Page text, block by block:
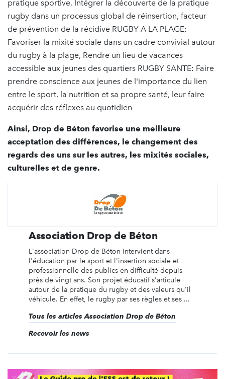
pratique sportive, Intégrer la découverte de la pratique
rugby dans un processus global de réinsertion, facteur
de prévention de la récidive RUGBY A LA PLAGE:
Favoriser la mixité sociale dans un cadre convivial autour
du rugby à la plage, Rendre un lieu de vacances
accessible aux jeunes des quartiers RUGBY SANTE: Faire
prendre conscience aux jeunes de l'importance du lien
entre le sport, la nutrition et sa propre santé, leur faire
acquérir des réflexes au quotidien
Ainsi, Drop de Béton favorise une meilleure
acceptation des différences, le changement des
regards des uns sur les autres, les mixités sociales,
culturelles et de genre.
Association Drop de Béton
L'association Drop de Béton intervient dans
l'éducation par le sport et l'insertion sociale et
professionnelle des publics en difficulté depuis
près de vingt ans. Son projet éducatif s'articule
autour de la pratique du rugby et des valeurs qu'il
véhicule. En effet, le rugby par ses règles et ses ...
Tous les articles Association Drop de Béton
Recevoir les news